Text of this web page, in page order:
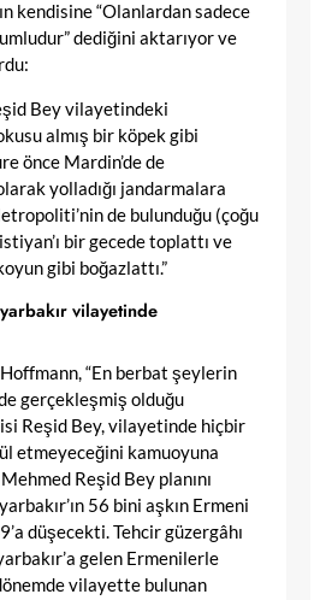
kendisine “Olanlardan sadece
dediğini aktarıyor ve
Bey vilayetindeki
almış bir köpek gibi
önce Mardin’de de
yolladığı jandarmalara
de bulunduğu (çoğu
bir gecede toplattı ve
gibi boğazlattı.”
vilayetinde
Hoffmann, “En berbat şeylerin
gerçekleşmiş olduğu
Reşid Bey, vilayetinde hiçbir
etmeyeceğini kamuoyuna
Reşid Bey planını
56 bini aşkın Ermeni
düşecekti. Tehcir güzergâhı
gelen Ermenilerle
vilayette bulunan